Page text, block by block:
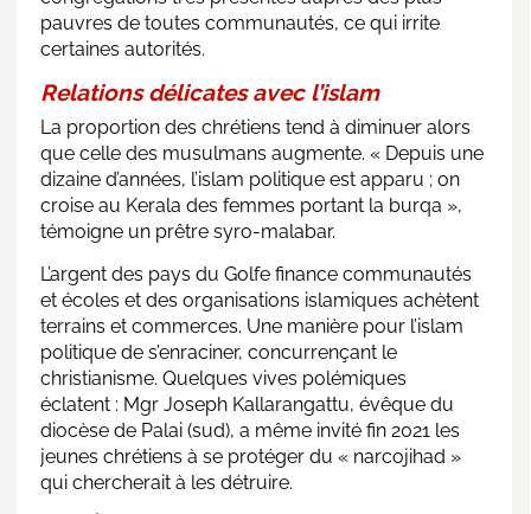
pauvres de toutes communautés, ce qui irrite
certaines autorités.
Relations délicates avec l’islam
La proportion des chrétiens tend à diminuer alors
que celle des musulmans augmente. « Depuis une
dizaine d’années, l’islam politique est apparu ; on
croise au Kerala des femmes portant la burqa »,
témoigne un prêtre syro-malabar.
L’argent des pays du Golfe finance communautés
et écoles et des organisations islamiques achètent
terrains et commerces. Une manière pour l’islam
politique de s’enraciner, concurrençant le
christianisme. Quelques vives polémiques
éclatent : Mgr Joseph Kallarangattu, évêque du
diocèse de Palai (sud), a même invité fin 2021 les
jeunes chrétiens à se protéger du « narcojihad »
qui chercherait à les détruire.